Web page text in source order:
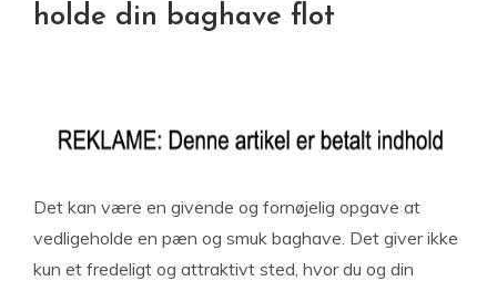
holde din baghave flot
Det kan være en givende og fornøjelig opgave at
vedligeholde en pæn og smuk baghave. Det giver ikke
kun et fredeligt og attraktivt sted, hvor du og din